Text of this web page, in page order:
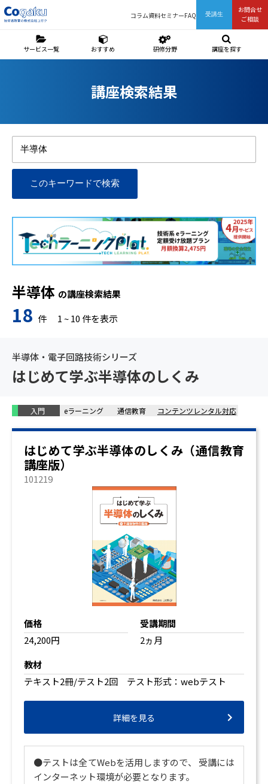
コラム資料セミナーFAQ 受講生
お問合せ
ご相談
サービス一覧 おすすめ 研修分野 講座を探す
講座検索結果
半導体 の講座検索結果
18 件 1~10 件を表示
半導体・電子回路技術シリーズ
はじめて学ぶ半導体のしくみ
入門 eラーニング 通信教育 コンテンツレンタル対応
はじめて学ぶ半導体のしくみ（通信教育
講座版）
101219
価格
24,200円
受講期間
2ヵ月
教材
テキスト2冊/テスト2回 テスト形式：webテスト
詳細を見る
●テストは全てWebを活用しますので、 受講には
インターネット環境が必要となります。